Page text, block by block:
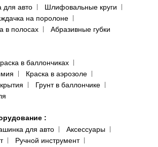
для авто
Шлифовальные круги
на поролоне
в полосах
Абразивные губки
в баллончиках
Краска в аэрозоле
Грунт в баллончике
:
для авто
Аксессуары
Ручной инструмент